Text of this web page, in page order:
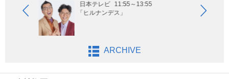
日本テレビ 11:55～13:55
「ヒルナンデス」
ARCHIVE